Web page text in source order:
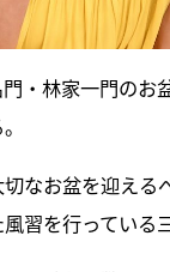
・林家一門のお
なお盆を迎える
習を行っている